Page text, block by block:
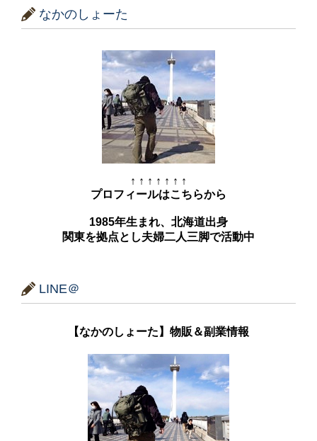
なかのしょーた
↑ ↑ ↑ ↑ ↑ ↑ ↑
プロフィールはこちらから
1985年生まれ、北海道出身
関東を拠点とし夫婦二人三脚で活動中
LINE＠
【なかのしょーた】物販＆副業情報